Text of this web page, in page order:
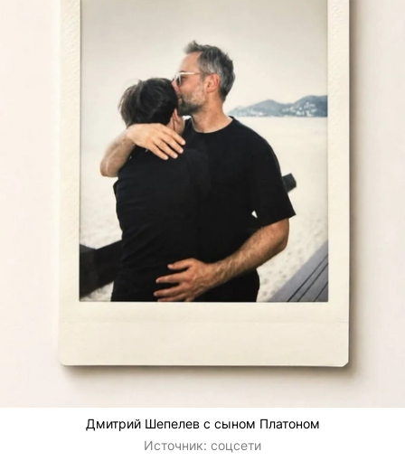
Дмитрий Шепелев с сыном Платоном
Источник: соцсети